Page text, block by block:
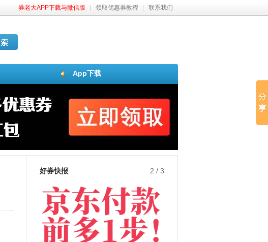
券老大APP下载与微信版 领取优惠券教程 联系我们
App下载
好券快报 3 / 3